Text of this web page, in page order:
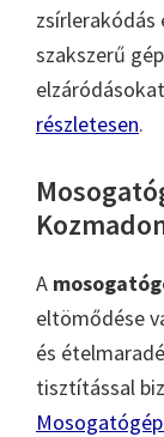
zsírlerakódás
szakszerű
részletesen.
A
eltömődése
és
tisztítással